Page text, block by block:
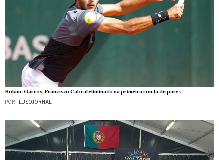
Roland Garros: Francisco Cabral eliminado na primeira ronda de pares
POR _LUSOJORNAL